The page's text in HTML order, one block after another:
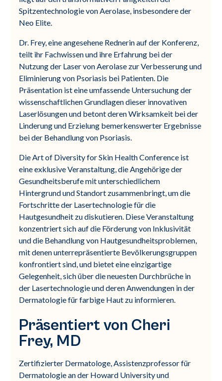
Spitzentechnologie von Aerolase, insbesondere der
Neo Elite.
Dr. Frey, eine angesehene Rednerin auf der Konferenz,
teilt ihr Fachwissen und ihre Erfahrung bei der
Nutzung der Laser von Aerolase zur Verbesserung und
Eliminierung von Psoriasis bei Patienten. Die
Präsentation ist eine umfassende Untersuchung der
wissenschaftlichen Grundlagen dieser innovativen
Laserlösungen und betont deren Wirksamkeit bei der
Linderung und Erzielung bemerkenswerter Ergebnisse
bei der Behandlung von Psoriasis.
Die Art of Diversity for Skin Health Conference ist
eine exklusive Veranstaltung, die Angehörige der
Gesundheitsberufe mit unterschiedlichem
Hintergrund und Standort zusammenbringt, um die
Fortschritte der Lasertechnologie für die
Hautgesundheit zu diskutieren. Diese Veranstaltung
konzentriert sich auf die Förderung von Inklusivität
und die Behandlung von Hautgesundheitsproblemen,
mit denen unterrepräsentierte Bevölkerungsgruppen
konfrontiert sind, und bietet eine einzigartige
Gelegenheit, sich über die neuesten Durchbrüche in
der Lasertechnologie und deren Anwendungen in der
Dermatologie für farbige Haut zu informieren.
Präsentiert von Cheri
Frey, MD
Zertifizierter Dermatologe, Assistenzprofessor für
Dermatologie an der Howard University und